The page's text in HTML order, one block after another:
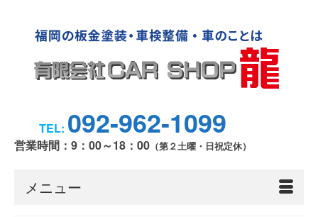
TEL: 092-962-1099
営業時間：9：00～18：00 （第２土曜・日祝定休）
メニュー